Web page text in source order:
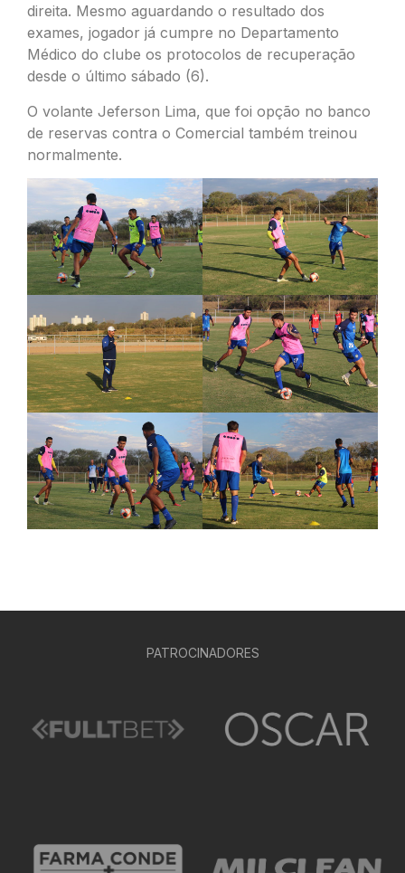
direita. Mesmo aguardando o resultado dos
exames, jogador já cumpre no Departamento
Médico do clube os protocolos de recuperação
desde o último sábado (6).
O volante Jeferson Lima, que foi opção no banco
de reservas contra o Comercial também treinou
normalmente.
PATROCINADORES